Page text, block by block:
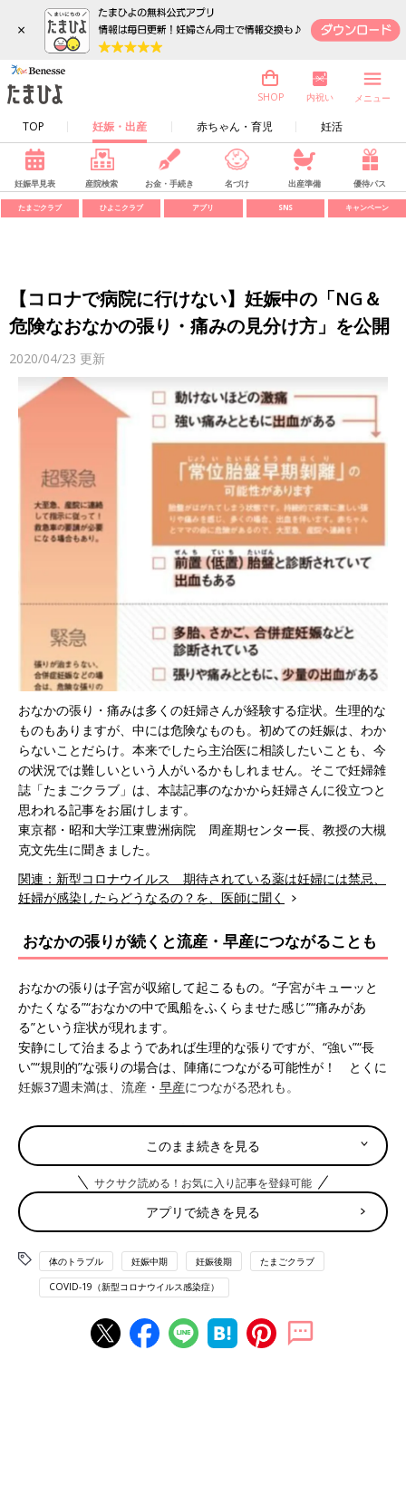
×
TOP 妊娠・出産 赤ちゃん・育児 妊活
SHOP 内祝い メニュー
妊娠早見表 産院検索 お金・手続き 名づけ 出産準備 優待パス
たまごクラブ ひよこクラブ アプリ SNS キャンペーン
【コロナで病院に行けない】妊娠中の「NG＆
危険なおなかの張り・痛みの見分け方」を公開
2020/04/23 更新
おなかの張り・痛みは多くの妊婦さんが経験する症状。生理的な
ものもありますが、中には危険なものも。初めての妊娠は、わか
らないことだらけ。本来でしたら主治医に相談したいことも、今
の状況では難しいという人がいるかもしれません。そこで妊婦雑
誌「たまごクラブ」は、本誌記事のなかから妊婦さんに役立つと
思われる記事をお届けします。
東京都・昭和大学江東豊洲病院 周産期センター長、教授の大槻
克文先生に聞きました。
関連：新型コロナウイルス 期待されている薬は妊婦には禁忌、
妊婦が感染したらどうなるの？を、医師に聞く
おなかの張りが続くと流産・早産につながることも
おなかの張りは子宮が収縮して起こるもの。“子宮がキューッと
かたくなる”“おなかの中で風船をふくらませた感じ”“痛みがあ
る”という症状が現れます。
安静にして治まるようであれば生理的な張りですが、“強い”“長
い”“規則的”な張りの場合は、陣痛につながる可能性が！ とくに
妊娠37週未満は、流産・ 早産につながる恐れも。
おなかの張り・痛みの主な原因
おなかの張り・痛みには「だれにでも起こりやすい生理的なケー
ス」と「少数だけど危険なケース」があります。それぞれの原因
を見てみましょう。
だれにでも起こりやすい生理的なケース
●子宮が大きくなるときの生理的な現象
子宮は筋肉が伸び縮みしながら大きくなるため、この収縮が張り
このまま続きを見る
サクサク読める！お気に入り記事を登録可能
アプリで続きを見る
体のトラブル 妊娠中期 妊娠後期 たまごクラブ
COVID-19（新型コロナウイルス感染症）